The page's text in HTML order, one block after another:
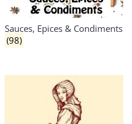
Sauces, Epices & Condiments
(98)